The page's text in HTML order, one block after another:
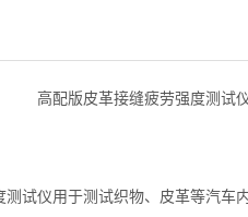
高配版皮革接缝疲劳强度测试
测试仪用于测试织物、皮革等汽车